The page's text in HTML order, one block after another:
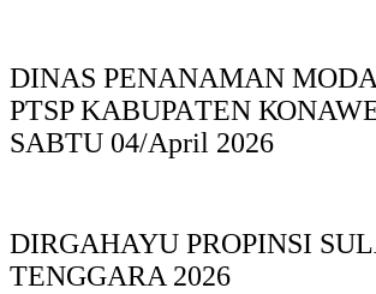
DINAS PΕΝΑΝΑΜAN
PTSP KABUPAΤΕΝ
SABTU 04/April 2026
DIRGAHAYU PROPINSI
TENGGARA 2026